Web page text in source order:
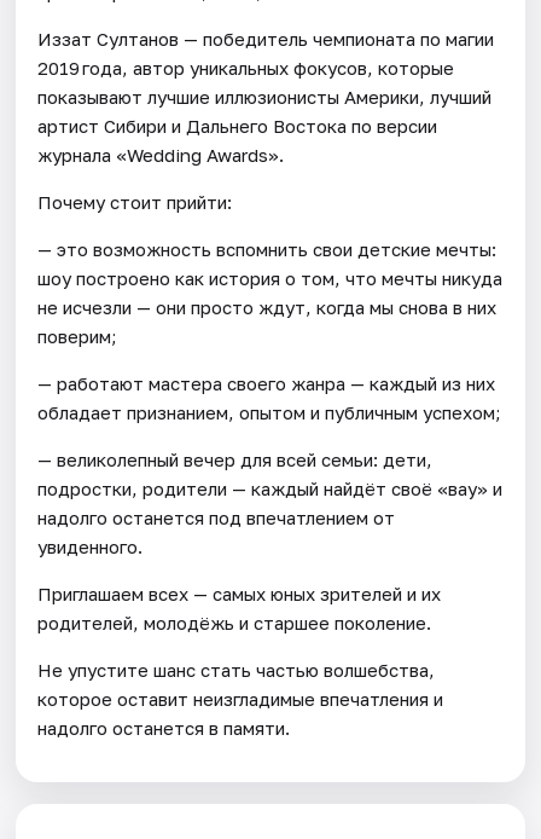
Иззат Султанов — победитель чемпионата по магии
2019 года, автор уникальных фокусов, которые
показывают лучшие иллюзионисты Америки, лучший
артист Сибири и Дальнего Востока по версии
журнала «Wedding Awards».
Почему стоит прийти:
— это возможность вспомнить свои детские мечты:
шоу построено как история о том, что мечты никуда
не исчезли — они просто ждут, когда мы снова в них
поверим;
— работают мастера своего жанра — каждый из них
обладает признанием, опытом и публичным успехом;
— великолепный вечер для всей семьи: дети,
подростки, родители — каждый найдёт своё «вау» и
надолго останется под впечатлением от
увиденного.
Приглашаем всех — самых юных зрителей и их
родителей, молодёжь и старшее поколение.
Не упустите шанс стать частью волшебства,
которое оставит неизгладимые впечатления и
надолго останется в памяти.